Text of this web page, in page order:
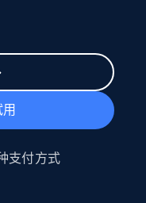
支付方式